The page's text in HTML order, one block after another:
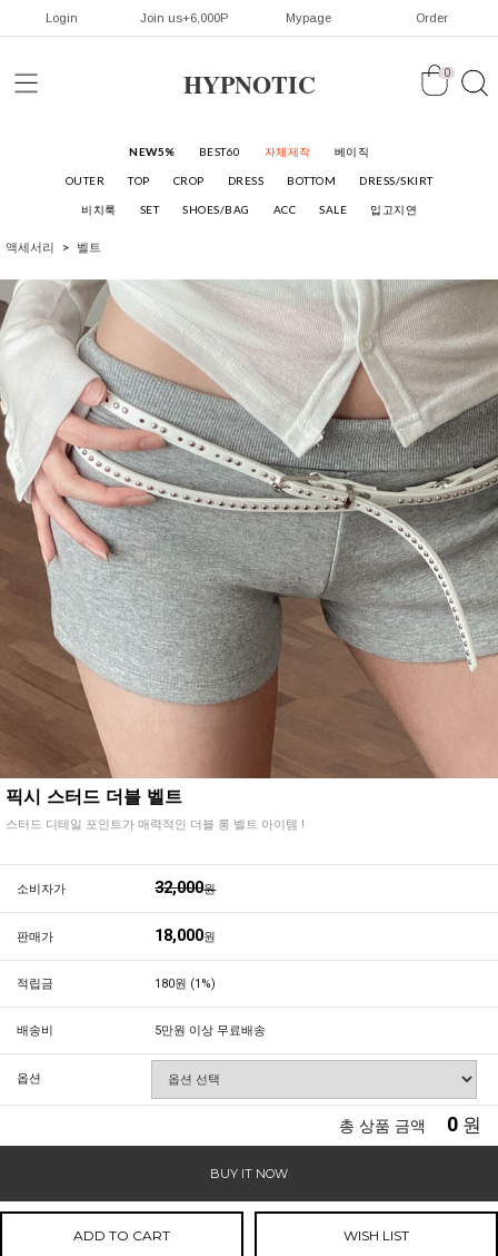
Login Join us+6,000P Mypage Order
HYPNOTIC 0
NEW5% BEST60 자체제작 베이직
OUTER TOP CROP DRESS BOTTOM DRESS/SKIRT
비치룩 SET SHOES/BAG ACC SALE 입고지연
액세서리 벨트
픽시 스터드 더블 벨트
스터드 디테일 포인트가 매력적인 더블 롱 벨트 아이템 !
소비자가 32,000원
판매가 18,000원
적립금 180원 (1%)
배송비 5만원 이상 무료배송
옵션
총 상품 금액 0 원
BUY IT NOW
ADD TO CART WISH LIST